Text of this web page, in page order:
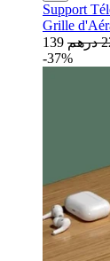
Support
Grille
-37%